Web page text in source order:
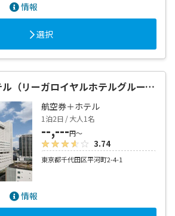
情報
選択
都市センターホテル（リーガロイヤルホテルグループ）
航空券＋ホテル
1泊2日 / 大人1名
--,---円～
3.74
東京都千代田区平河町2-4-1
情報